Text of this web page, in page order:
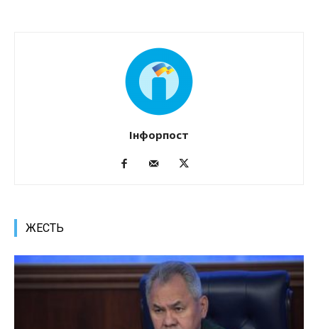
Інфорпост
ЖЕСТЬ